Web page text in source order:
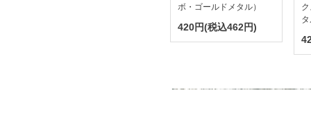
ボ・ゴールドメタル）
420円(税込462円)